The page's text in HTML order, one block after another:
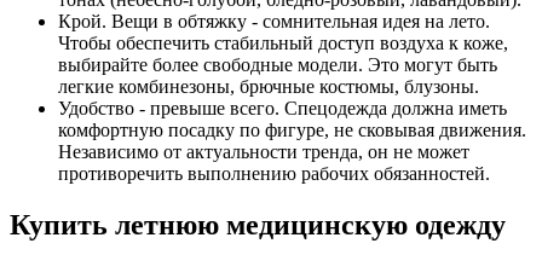
Крой. Вещи в обтяжку - сомнительная идея на лето.
Чтобы обеспечить стабильный доступ воздуха к коже,
выбирайте более свободные модели. Это могут быть
легкие комбинезоны, брючные костюмы, блузоны.
Удобство - превыше всего. Спецодежда должна иметь
комфортную посадку по фигуре, не сковывая движения.
Независимо от актуальности тренда, он не может
противоречить выполнению рабочих обязанностей.
Купить летнюю медицинскую одежду